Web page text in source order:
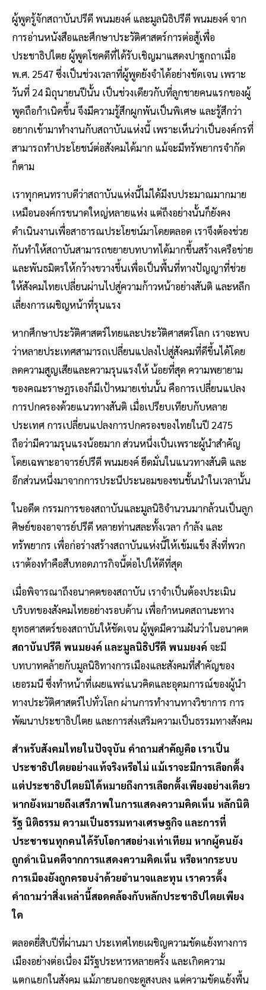
ผู้พูดรู้จักสถาบันปรีดี พนมยงค์ และมูลนิธิปรีดี พนมยงค์ จาก
การอ่านหนังสือและศึกษาประวัติศาสตร์การต่อสู้เพื่อ
ประชาธิปไตย ผู้พูดโชคดีที่ได้รับเชิญมาแสดงปาฐกถาเมื่อ
พ.ศ. 2547 ซึ่งเป็นช่วงเวลาที่ผู้พูดยังจำได้อย่างชัดเจน เพราะ
วันที่ 24 มิถุนายนปีนั้น เป็นช่วงเดียวกับที่ลูกชายคนแรกของผู้
พูดถือกำเนิดขึ้น จึงมีความรู้สึกผูกพันเป็นพิเศษ และรู้สึกว่า
อยากเข้ามาทำงานกับสถาบันแห่งนี้ เพราะเห็นว่าเป็นองค์กรที่
สามารถทำประโยชน์ต่อสังคมได้มาก แม้จะมีทรัพยากรจำกัด
ก็ตาม
เราทุกคนทราบดีว่าสถาบันแห่งนี้ไม่ได้มีงบประมาณมากมาย
เหมือนองค์กรขนาดใหญ่หลายแห่ง แต่ถึงอย่างนั้นก็ยังคง
ดำเนินงานเพื่อสาธารณประโยชน์มาโดยตลอด เราจึงต้องช่วย
กันทำให้สถาบันสามารถขยายบทบาทได้มากขึ้นสร้างเครือข่าย
และพันธมิตรให้กว้างขวางขึ้นเพื่อเป็นพื้นที่ทางปัญญาที่ช่วย
ให้สังคมไทยเปลี่ยนผ่านไปสู่ความก้าวหน้าอย่างสันติ และหลีก
เลี่ยงการเผชิญหน้าที่รุนแรง
หากศึกษาประวัติศาสตร์ไทยและประวัติศาสตร์โลก เราจะพบ
ว่าหลายประเทศสามารถเปลี่ยนแปลงไปสู่สังคมที่ดีขึ้นได้โดย
ลดความสูญเสียและความรุนแรงให้ น้อยที่สุด ความพยายาม
ของคณะราษฎรเองก็มีเป้าหมายเช่นนั้น คือการเปลี่ยนแปลง
การปกครองด้วยแนวทางสันติ เมื่อเปรียบเทียบกับหลาย
ประเทศ การเปลี่ยนแปลงการปกครองของไทยในปี 2475
ถือว่ามีความรุนแรงน้อยมาก ส่วนหนึ่งเป็นเพราะผู้นำสำคัญ
โดยเฉพาะอาจารย์ปรีดี พนมยงค์ ยึดมั่นในแนวทางสันติ และ
อีกส่วนหนึ่งมาจากการประนีประนอมของชนชั้นนำในเวลานั้น
ในอดีต กรรมการของสถาบันและมูลนิธิจำนวนมากล้วนเป็นลูก
ศิษย์ของอาจารย์ปรีดี หลายท่านสละทั้งเวลา กำลัง และ
ทรัพยากร เพื่อก่อร่างสร้างสถาบันแห่งนี้ให้เข้มแข็ง สิ่งที่พวก
เราต้องทำคือสืบทอดภารกิจนี้ต่อไปให้ดีที่สุด
เมื่อพิจารณาถึงอนาคตของสถาบัน เราจำเป็นต้องประเมิน
บริบทของสังคมไทยอย่างรอบด้าน เพื่อกำหนดสถานะทาง
ยุทธศาสตร์ของสถาบันให้ชัดเจน ผู้พูดมีความฝันว่าในอนาคต
สถาบันปรีดี พนมยงค์ และมูลนิธิปรีดี พนมยงค์ จะมี
บทบาทคล้ายกับมูลนิธิทางการเมืองและสังคมที่สำคัญของ
เยอรมนี ซึ่งทำหน้าที่เผยแพร่แนวคิดและอุดมการณ์ของผู้นำ
ทางประวัติศาสตร์ไปทั่วโลก ผ่านการทำงานทางวิชาการ การ
พัฒนาประชาธิปไตย และการส่งเสริมความเป็นธรรมทางสังคม
สำหรับสังคมไทยในปัจจุบัน คำถามสำคัญคือ เราเป็น
ประชาธิปไตยอย่างแท้จริงหรือไม่ แม้เราจะมีการเลือกตั้ง
แต่ประชาธิปไตยมิได้หมายถึงการเลือกตั้งเพียงอย่างเดียว
หากยังหมายถึงเสรีภาพในการแสดงความคิดเห็น หลักนิติ
รัฐ นิติธรรม ความเป็นธรรมทางเศรษฐกิจ และการที่
ประชาชนทุกคนได้รับโอกาสอย่างเท่าเทียม หากผู้คนยัง
ถูกดำเนินคดีจากการแสดงความคิดเห็น หรือหากระบบ
การเมืองยังถูกครอบงำด้วยอำนาจและทุน เราควรตั้ง
คำถามว่าสิ่งเหล่านี้สอดคล้องกับหลักประชาธิปไตยเพียง
ใด
ตลอดยี่สิบปีที่ผ่านมา ประเทศไทยเผชิญความขัดแย้งทางการ
เมืองอย่างต่อเนื่อง มีรัฐประหารหลายครั้ง และเกิดความ
แตกแยกในสังคม แม้ภายนอกจะดูสงบลง แต่ความขัดแย้งพื้น